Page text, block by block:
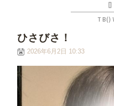
[]
T B()
ひさびさ！
2026年6月2日 10:33